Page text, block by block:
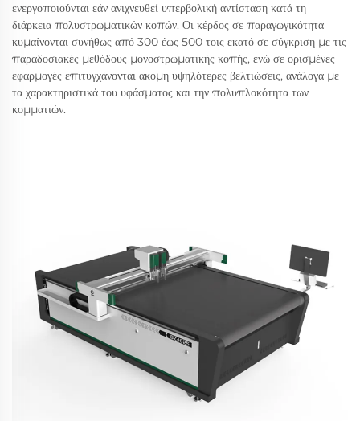
ενεργοποιούνται εάν ανιχνευθεί υπερβολική αντίσταση κατά τη
διάρκεια πολυστρωματικών κοπών. Οι κέρδος σε παραγωγικότητα
κυμαίνονται συνήθως από 300 έως 500 τοις εκατό σε σύγκριση με τις
παραδοσιακές μεθόδους μονοστρωματικής κοπής, ενώ σε ορισμένες
εφαρμογές επιτυγχάνονται ακόμη υψηλότερες βελτιώσεις, ανάλογα με
τα χαρακτηριστικά του υφάσματος και την πολυπλοκότητα των
κομματιών.